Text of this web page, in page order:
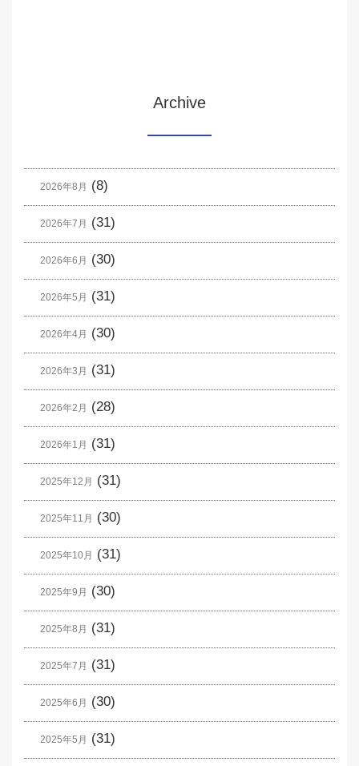
Archive
2026年8月 (8)
2026年7月 (31)
2026年6月 (30)
2026年5月 (31)
2026年4月 (30)
2026年3月 (31)
2026年2月 (28)
2026年1月 (31)
2025年12月 (31)
2025年11月 (30)
2025年10月 (31)
2025年9月 (30)
2025年8月 (31)
2025年7月 (31)
2025年6月 (30)
2025年5月 (31)